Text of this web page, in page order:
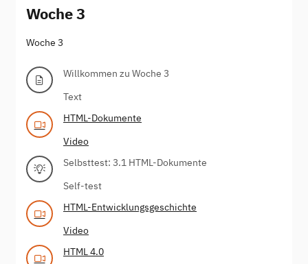
Woche 3
Woche 3
Willkommen zu Woche 3
Text
HTML-Dokumente
Video
Selbsttest: 3.1 HTML-Dokumente
Self-test
HTML-Entwicklungsgeschichte
Video
HTML 4.0